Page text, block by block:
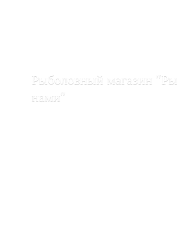
Рыболовный магазин
нами"